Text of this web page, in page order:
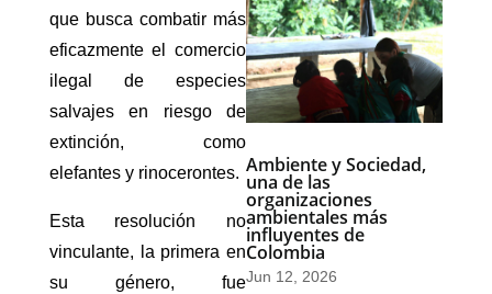
que busca combatir más
eficazmente el comercio
ilegal de especies
salvajes en riesgo de
extinción, como
elefantes y rinocerontes.
Esta resolución no
vinculante, la primera en
su género, fue
Ambiente y Sociedad,
una de las
organizaciones
ambientales más
influyentes de
Colombia
Jun 12, 2026